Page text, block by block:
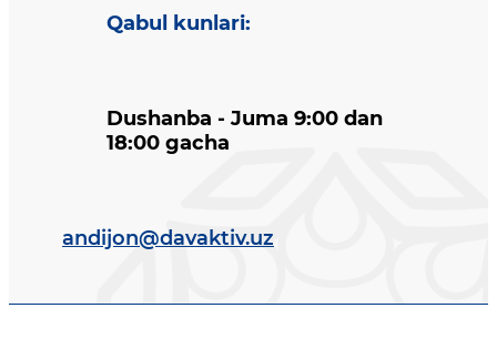
Qabul kunlari:
Dushanba - Juma 9:00 dan
18:00 gacha
andijon@davaktiv.uz